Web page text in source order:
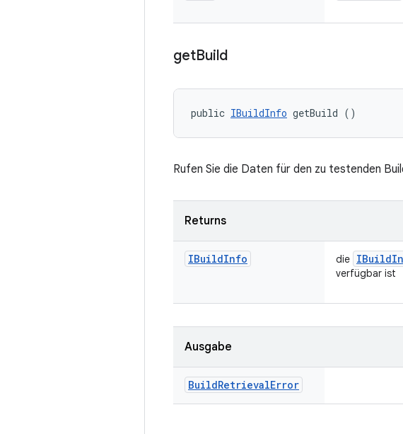
getBuild
public IBuildInfo getBuild ()
Rufen Sie die Daten für den zu testenden
Returns
IBuildInfo die IBuild
verfügbar ist
Ausgabe
BuildRetrievalError